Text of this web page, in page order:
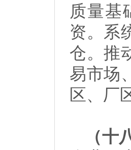
质量基
资。系
仓。推
易市场
区、厂
（十